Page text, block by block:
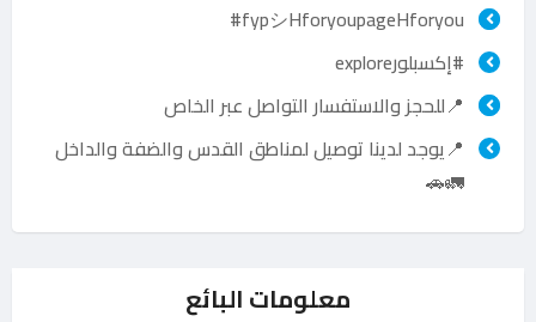
fypシHforyoupageHforyou#
#إكسبلورexplore
📍للحجز والاستفسار التواصل عبر الخاص
📍يوجد لدينا توصيل لمناطق القدس والضفة والداخل
🚛🚗
معلومات البائع